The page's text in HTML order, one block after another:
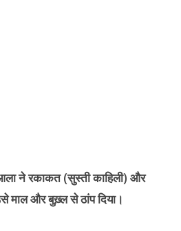
ने रकाकत (सुस्ती काहिली) और
माल और बुख़्ल से ठांप दिया।